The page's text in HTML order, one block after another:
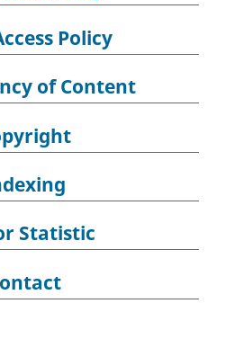
Policy
of Content
Statistic